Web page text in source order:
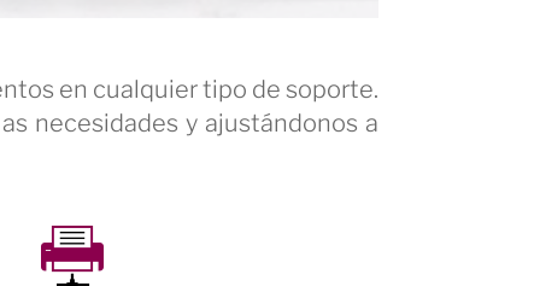
en cualquier tipo de soporte.
necesidades y ajustándonos a